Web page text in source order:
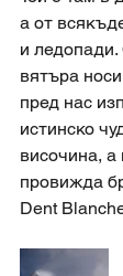
а от
и
вятъра
пред нас
истинско
височина, а
провижда
Dent